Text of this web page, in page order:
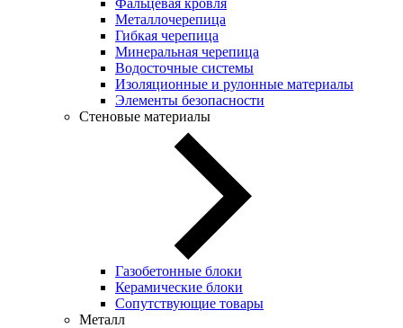
Металлочерепица
Гибкая черепица
Минеральная черепица
Водосточные системы
Изоляционные и рулонные материалы
Элементы безопасности
Стеновые материалы
Газобетонные блоки
Керамические блоки
Сопутствующие товары
Металл